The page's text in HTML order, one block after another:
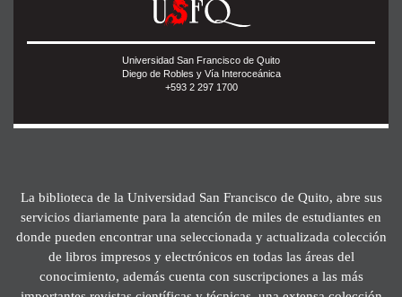
Universidad San Francisco de Quito
Diego de Robles y Vía Interoceánica
+593 2 297 1700
La biblioteca de la Universidad San Francisco de Quito, abre sus
servicios diariamente para la atención de miles de estudiantes en
donde pueden encontrar una seleccionada y actualizada colección
de libros impresos y electrónicos en todas las áreas del
conocimiento, además cuenta con suscripciones a las más